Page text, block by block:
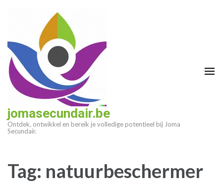
(druk
enter)
jomasecundair.be
Ontdek, ontwikkel en bereik je volledige potentieel bij Joma
Secundair.
Tag: natuurbeschermer